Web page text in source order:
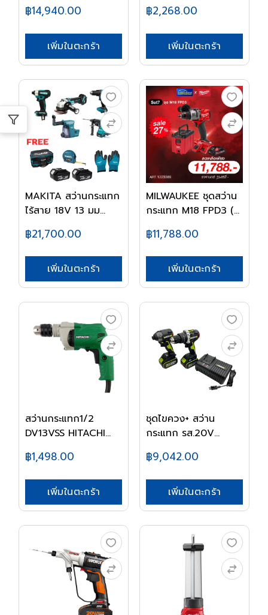
฿14,940.00
เพิ่มในตะกร้า
฿2,268.00
เพิ่มในตะกร้า
MAKITA สว่านกระแทก
ไร้สาย 18V 13 มม...
฿21,700.00
เพิ่มในตะกร้า
MILWAUKEE ชุดสว่าน
กระแทก M18 FPD3 (...
฿11,788.00
เพิ่มในตะกร้า
สว่านกระแทก1/2
DV13VSS HITACHI
฿1,498.00
เพิ่มในตะกร้า
ชุดไขควง+ สว่าน
กระแทก รส.20V
฿9,042.00
เพิ่มในตะกร้า